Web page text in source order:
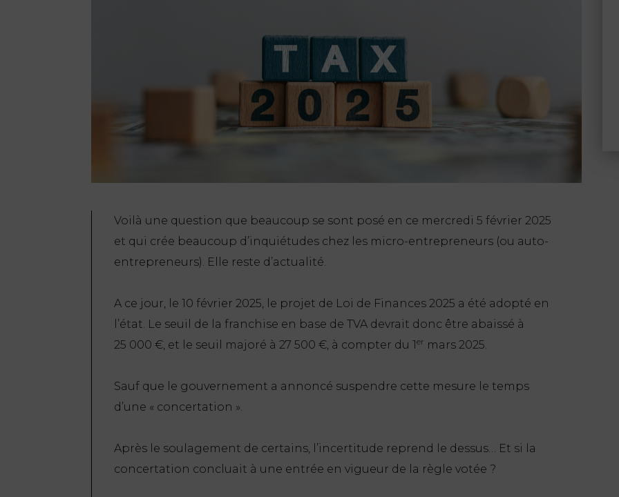
Voilà une question que beaucoup se sont posé en ce mercredi 5 février 2025
et qui crée beaucoup d’inquiétudes chez les micro-entrepreneurs (ou auto-
entrepreneurs). Elle reste d’actualité.
A ce jour, le 10 février 2025, le projet de Loi de Finances 2025 a été adopté en
l’état. Le seuil de la franchise en base de TVA devrait donc être abaissé à
25 000 €, et le seuil majoré à 27 500 €, à compter du 1er mars 2025.
Sauf que le gouvernement a annoncé suspendre cette mesure le temps
d’une « concertation ».
Après le soulagement de certains, l’incertitude reprend le dessus… Et si la
concertation concluait à une entrée en vigueur de la règle votée ?